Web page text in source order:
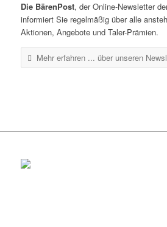
Die BärenPost, der Online-Newsletter
informiert Sie regelmäßig über alle
Aktionen, Angebote und Taler-Prämien.
Mehr erfahren ... über unseren